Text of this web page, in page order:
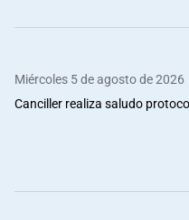
Miércoles 5 de agosto de 2026
Canciller realiza saludo